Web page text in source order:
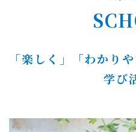
「楽しく」「わかり
学び